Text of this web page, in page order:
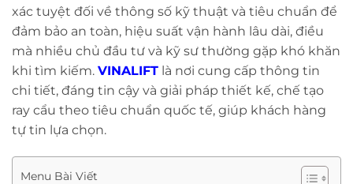
xác tuyệt đối về thông số kỹ thuật và tiêu chuẩn để
đảm bảo an toàn, hiệu suất vận hành lâu dài, điều
mà nhiều chủ đầu tư và kỹ sư thường gặp khó khăn
khi tìm kiếm. VINALIFT là nơi cung cấp thông tin
chi tiết, đáng tin cậy và giải pháp thiết kế, chế tạo
ray cẩu theo tiêu chuẩn quốc tế, giúp khách hàng
tự tin lựa chọn.
Menu Bài Viết